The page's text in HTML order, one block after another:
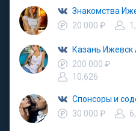
Знакомства
20 000 ₽
200 000 ₽
10,626
30 000 ₽